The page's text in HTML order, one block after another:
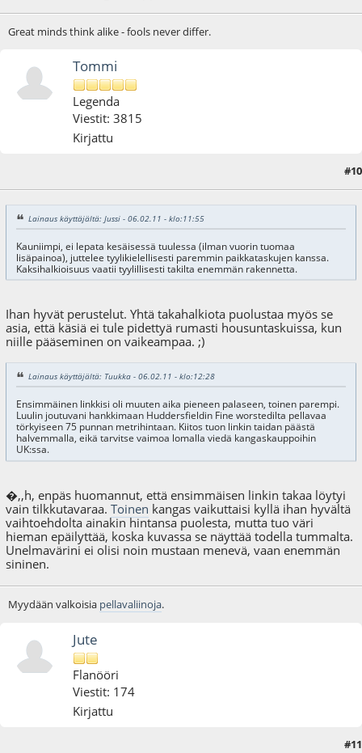
Great minds think alike - fools never differ.
Tommi
Legenda
Viestit: 3815
Kirjattu
#10
Lainaus käyttäjältä: Jussi - 06.02.11 - klo:11:55
Kauniimpi, ei lepata kesäisessä tuulessa (ilman vuorin tuomaa
lisäpainoa), juttelee tyylikielellisesti paremmin paikkataskujen kanssa.
Kaksihalkioisuus vaatii tyylillisesti takilta enemmän rakennetta.
Ihan hyvät perustelut. Yhtä takahalkiota puolustaa myös se
asia, että käsiä ei tule pidettyä rumasti housuntaskuissa, kun
niille pääseminen on vaikeampaa. ;)
Lainaus käyttäjältä: Tuukka - 06.02.11 - klo:12:28
Ensimmäinen linkkisi oli muuten aika pieneen palaseen, toinen parempi.
Luulin joutuvani hankkimaan Huddersfieldin Fine worstedilta pellavaa
törkyiseen 75 punnan metrihintaan. Kiitos tuon linkin taidan päästä
halvemmalla, eikä tarvitse vaimoa lomalla viedä kangaskauppoihin
UK:ssa.
�,,h, enpäs huomannut, että ensimmäisen linkin takaa löytyi
vain tilkkutavaraa.Toinen kangas vaikuttaisi kyllä ihan hyvältä
vaihtoehdolta ainakin hintansa puolesta, mutta tuo väri
hieman epäilyttää, koska kuvassa se näyttää todella tummalta.
Unelmavärini ei olisi noin mustaan menevä, vaan enemmän
sininen.
Myydään valkoisia pellavaliinoja.
Jute
Flanööri
Viestit: 174
Kirjattu
#11